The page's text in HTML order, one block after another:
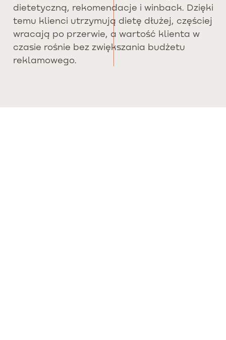
dietetyczną, rekomendacje i winback. Dzięki
temu klienci utrzymują dietę dłużej, częściej
wracają po przerwie, a wartość klienta w
czasie rośnie bez zwiększania budżetu
reklamowego.